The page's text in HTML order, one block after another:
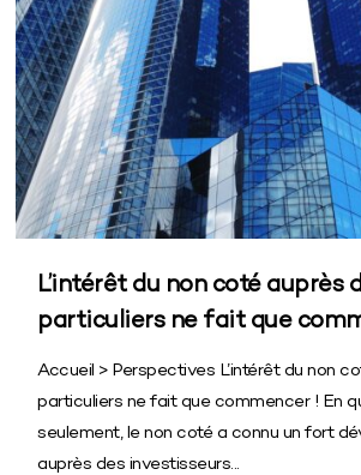
L’intérêt du non coté auprès
particuliers ne fait que
Accueil > Perspectives L’intérêt du non
particuliers ne fait que commencer ! En
seulement, le non coté a connu un fort
auprès des investisseurs...